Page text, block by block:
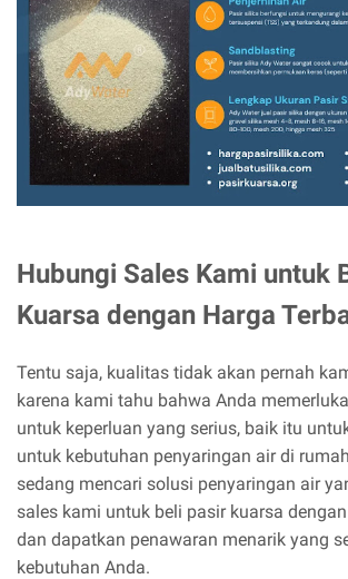
Hubungi Sales Kami untuk
Kuarsa dengan Harga
Tentu saja, kualitas tidak akan pernah
karena kami tahu bahwa Anda
untuk keperluan yang serius, baik itu
untuk kebutuhan penyaringan air di
sedang mencari solusi penyaringan air
sales kami untuk beli pasir kuarsa
dan dapatkan penawaran menarik yang
kebutuhan Anda.